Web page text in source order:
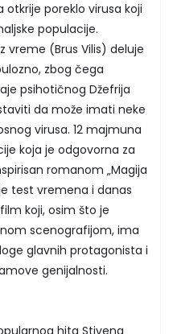
poreklo virusa koji
populacije.
vreme (Brus Vilis) deluje
zbog čega
psihotičnog Džefrija
da može imati neke
virusa. 12 majmuna
koja je odgovorna za
romanom „Magija
test vremena i danas
koji, osim što je
scenografijom, ima
glavnih protagonista i
genijalnosti.